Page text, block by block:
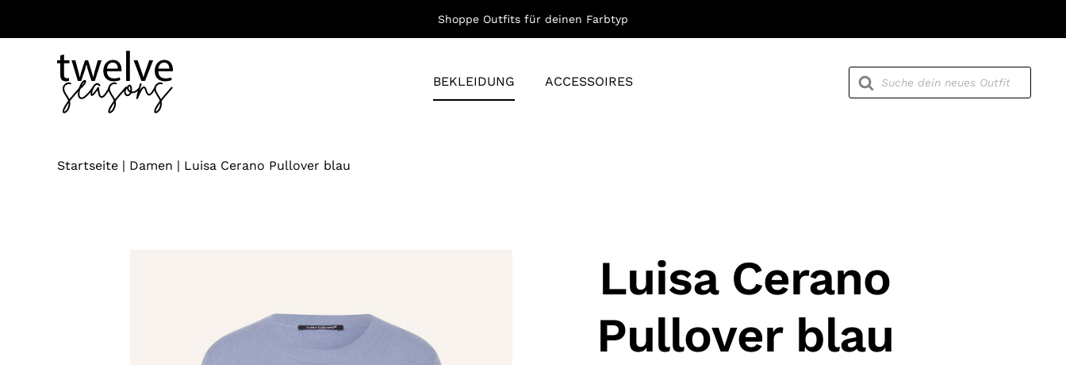
Shoppe Outfits für deinen Farbtyp
BEKLEIDUNG ACCESSOIRES
Products
search
Startseite| Damen | Luisa Cerano Pullover blau
Luisa Cerano
Pullover blau